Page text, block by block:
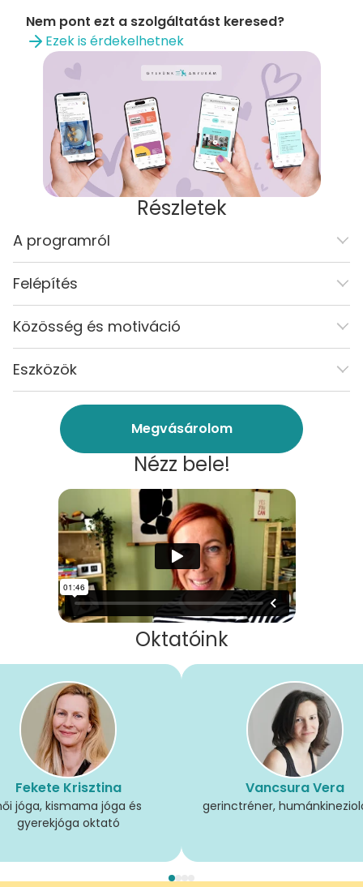
Nem pont ezt a szolgáltatást keresed?
Ezek is érdekelhetnek
Részletek
A programról
Felépítés
Közösség és motiváció
Eszközök
Megvásárolom
Nézz bele!
Oktatóink
Fekete Krisztina
jóga, kismama jóga és
gyerekjóga oktató
Vancsura Vera
gerinctréner,